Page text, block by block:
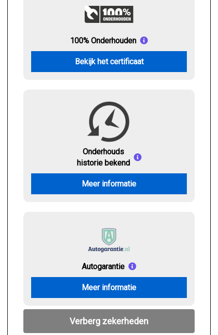
100% Onderhouden
Bekijk het certificaat
Onderhouds
historie bekend
Meer informatie
Autogarantie
Meer informatie
Verberg zekerheden